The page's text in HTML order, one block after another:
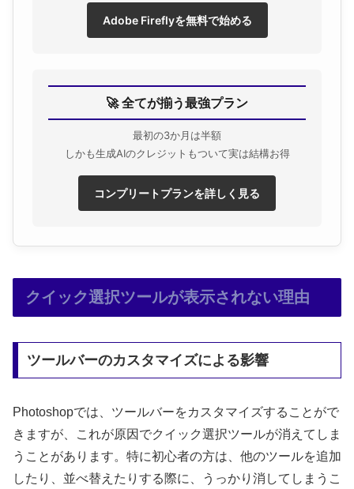
Adobe Fireflyを無料で始める
🚀 全てが揃う最強プラン
最初の3か月は半額
しかも生成AIのクレジットもついて実は結構お得
コンプリートプランを詳しく見る
クイック選択ツールが表示されない理由
ツールバーのカスタマイズによる影響
Photoshopでは、ツールバーをカスタマイズすることがで
きますが、これが原因でクイック選択ツールが消えてしま
うことがあります。特に初心者の方は、他のツールを追加
したり、並べ替えたりする際に、うっかり消してしまうこ